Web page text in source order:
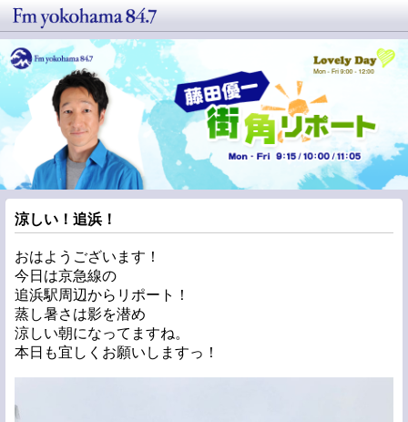
涼しい！追浜！
おはようございます！
今日は京急線の
追浜駅周辺からリポート！
蒸し暑さは影を潜め
涼しい朝になってますね。
本日も宜しくお願いしますっ！